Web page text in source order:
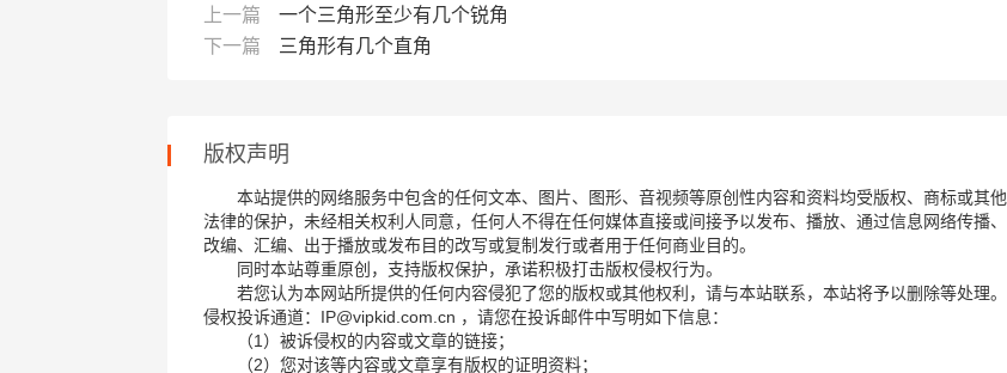
上一篇
一个三角形至少有几个锐角
下一篇
三角形有几个直角
版权声明
本站提供的网络服务中包含的任何文本、图片、图形、音视频等原创性内容和资料均受版权、商标或其他
法律的保护，未经相关权利人同意，任何人不得在任何媒体直接或间接予以发布、播放、通过信息网络传播、
改编、汇编、出于播放或发布目的改写或复制发行或者用于任何商业目的。
同时本站尊重原创，支持版权保护，承诺积极打击版权侵权行为。
若您认为本网站所提供的任何内容侵犯了您的版权或其他权利，请与本站联系，本站将予以删除等处理。
侵权投诉通道：IP@vipkid.com.cn ，请您在投诉邮件中写明如下信息：
（1）被诉侵权的内容或文章的链接；
（2）您对该等内容或文章享有版权的证明资料；